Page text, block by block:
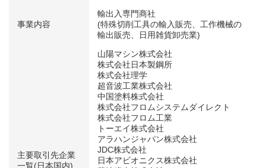
事業内容
輸出入専門商社
(特殊切削工具の輸入販売、工作機械の
輸出販売、日用雑貨卸売業)
主要取引先企業
一覧(日本国内)
山陽マシン株式会社
株式会社日本製鋼所
株式会社理学
超音波工業株式会社
中国塗料株式会社
株式会社フロムシステムダイレクト
株式会社フロム工業
トーエイ株式会社
アラハンジャパン株式会社
JDC株式会社
日本アビオニクス株式会社